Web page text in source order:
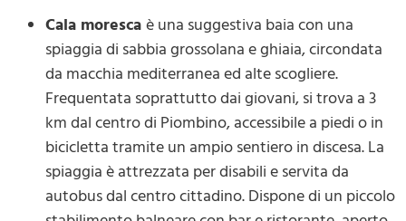
Cala moresca è una suggestiva baia con una
spiaggia di sabbia grossolana e ghiaia, circondata
da macchia mediterranea ed alte scogliere.
Frequentata soprattutto dai giovani, si trova a 3
km dal centro di Piombino, accessibile a piedi o in
bicicletta tramite un ampio sentiero in discesa. La
spiaggia è attrezzata per disabili e servita da
autobus dal centro cittadino. Dispone di un piccolo